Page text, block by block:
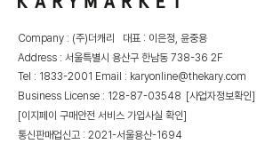
Company : (주)더캐리 대표 : 이은정, 윤중용
Address : 서울특별시 용산구 한남동 738-36 2F
Tel : 1833-2001 Email : karyonline@thekary.com
Business License : 128-87-03548 [사업자정보확인]
[이지페이 구매안전 서비스 가입사실 확인]
통신판매업신고 : 2021-서울용산-1694